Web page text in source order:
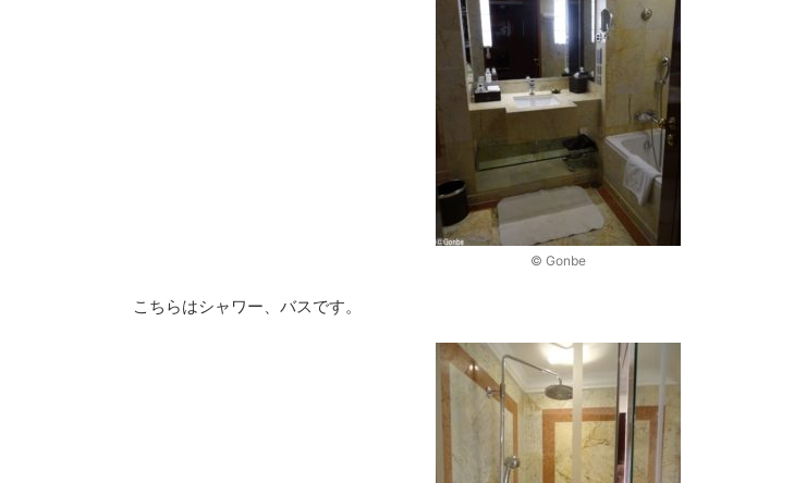
© Gonbe
こちらはシャワー、バスです。